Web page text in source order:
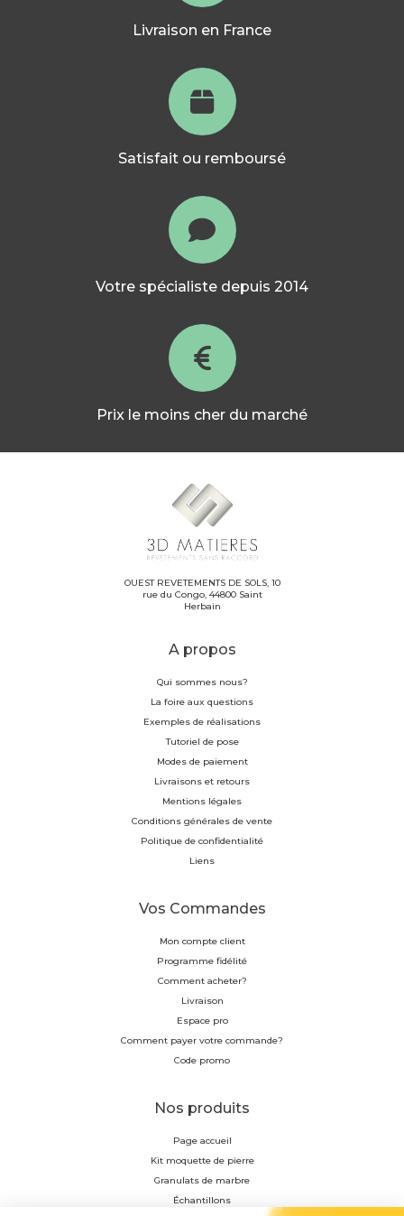
Livraison en France
Satisfait ou remboursé
Votre spécialiste depuis 2014
Prix le moins cher du marché
OUEST REVETEMENTS DE SOLS, 10
rue du Congo, 44800 Saint
Herbain
A propos
Qui sommes nous?
La foire aux questions
Exemples de réalisations
Tutoriel de pose
Modes de paiement
Livraisons et retours
Mentions légales
Conditions générales de vente
Politique de confidentialité
Liens
Vos Commandes
Mon compte client
Programme fidélité
Comment acheter?
Livraison
Espace pro
Comment payer votre commande?
Code promo
Nos produits
Page accueil
Kit moquette de pierre
Granulats de marbre
Échantillons